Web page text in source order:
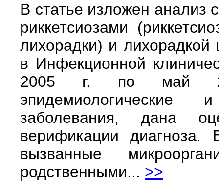
В статье изложен анализ
риккетсиозами
лихорадки) и лихорадкой
в Инфекционной
2005 г. по май
эпидемиологические
заболевания, дана
верификации
вызванные
родственными... >>